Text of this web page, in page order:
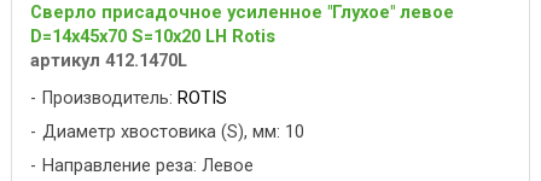
Сверло присадочное усиленное "Глухое" левое
D=14x45x70 S=10x20 LH Rotis
артикул 412.1470L
Производитель: ROTIS
Диаметр хвостовика (S), мм: 10
Направление реза: Левое